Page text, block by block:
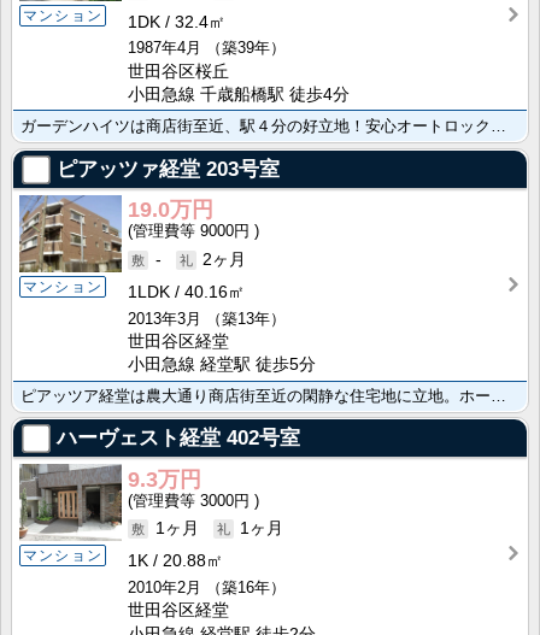
マンション
1DK
32.4㎡
1987年4月
（築39年）
世田谷区桜丘
小田急線 千歳船橋駅 徒歩4分
ピアッツァ経堂 203号室
マンション
19.0万円
9000円
-
2ヶ月
1LDK
40.16㎡
2013年3月
（築13年）
世田谷区経堂
小田急線 経堂駅 徒歩5分
ハーヴェスト経堂 402号室
マンション
9.3万円
3000円
1ヶ月
1ヶ月
1K
20.88㎡
2010年2月
（築16年）
世田谷区経堂